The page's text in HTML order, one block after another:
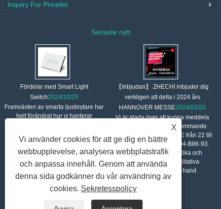
Inquiry For Pricelist
Senaste nytt
Fördelar med Smart Light
Switch2024/10/25
Framväxten av smarta ljusbrytare har
helt förändrat hur vi hanterar
fler familjer börjat använda smarta
hemenheter, och smarta ljusbrytare,
som en viktig del av dem, har fått stor
uppmärksamhet på grund av deras
bekvämlighet och effektivitet. Den
här artikeln kommer att utforska
att hjälpa läsarna att bättre förstå
【Inbjudan】 ZHECHI inbjuder dig
verkligen att delta i 2024 års
HANNOVER MESSE2024/03/20
Vi är glada över att kunna meddela
vårt deltagande i den kommande
2024 HANNOVER MESSE från 22 till
26 april. Vår monter: Hall4-B86-93.
Vi inbjuder dig att besöka och
uppleva våra högkvalitativa
produkter från första hand.
X
Vi använder cookies för att ge dig en bättre
webbupplevelse, analysera webbplatstrafik
och anpassa innehåll. Genom att använda
denna sida godkänner du vår användning av
cookies. Sekretesspolicy